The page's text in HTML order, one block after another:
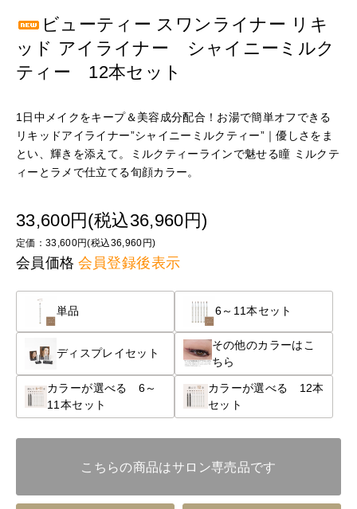
ビューティー スワンライナー リキ
ッド アイライナー シャイニーミルク
ティー 12本セット
1日中メイクをキープ＆美容成分配合！お湯で簡単オフできる
リキッドアイライナー”シャイニーミルクティー”｜優しさをま
とい、輝きを添えて。ミルクティーラインで魅せる瞳 ミルクテ
ィーとラメで仕立てる旬顔カラー。
33,600円(税込36,960円)
定価：33,600円(税込36,960円)
会員価格 会員登録後表示
単品 6～11本セット
ディスプレイセット
その他のカラーはこ
ちら
カラーが選べる 6～
11本セット
カラーが選べる 12本
セット
こちらの商品はサロン専売品です